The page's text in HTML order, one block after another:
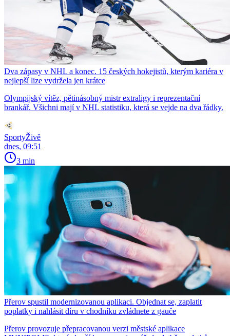
Dva zápasy v NHL a konec. 15 českých hokejistů, kterým kariéra v
nejlepší lize vydržela jen krátce
Olympijský vítěz, pětinásobný mistr extraligy i reprezentační
brankář. Všichni mají v NHL statistiku, která se vejde na dva řádky.
SportyŽivě
dnes, 09:51
3 min
Přerov spustil modernizovanou aplikaci. Objednat se, zaplatit
poplatky i nahlásit díru v chodníku zvládnete z gauče
Přerov provozuje přepracovanou verzi městské aplikace